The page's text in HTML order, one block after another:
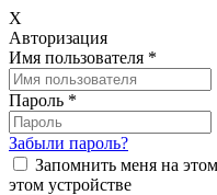
X
Авторизация
Имя пользователя *
Пароль *
Забыли пароль?
Запомнить меня на
этом устройстве